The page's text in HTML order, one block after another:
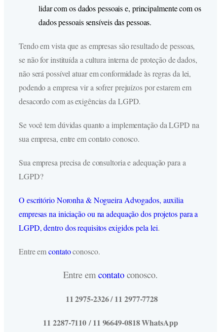
lidar com os dados pessoais e, principalmente com os
dados pessoais sensíveis das pessoas.
Tendo em vista que as empresas são resultado de pessoas,
se não for instituída a cultura interna de proteção de dados,
não será possível atuar em conformidade às regras da lei,
podendo a empresa vir a sofrer prejuízos por estarem em
desacordo com as exigências da LGPD.
Se você tem dúvidas quanto a implementação da LGPD na
sua empresa, entre em contato conosco.
Sua empresa precisa de consultoria e adequação para a
LGPD?
O escritório Noronha & Nogueira Advogados, auxilia
empresas na iniciação ou na adequação dos projetos para a
LGPD, dentro dos requisitos exigidos pela lei.
Entre emcontatoconosco.
Entre emcontatoconosco.
11 2975-2326 / 11 2977-7728
11 2287-7110 / 11 96649-0818 WhatsApp